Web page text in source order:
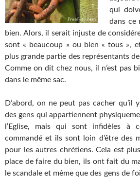
qui
dans ce
bien. Alors, il serait injuste de
sont « beaucoup » ou bien « tous »,
plus grande partie des représentants
Comme on dit chez nous, il n’est pas
dans le même sac.
D’abord, on ne peut pas cacher qu’il
des gens qui appartiennent
l’Eglise, mais qui sont infidèles à
commandé et ils sont loin d’être des
pour les autres chrétiens. Cela est
place de faire du bien, ils ont fait du
le scandale et même que des gens de